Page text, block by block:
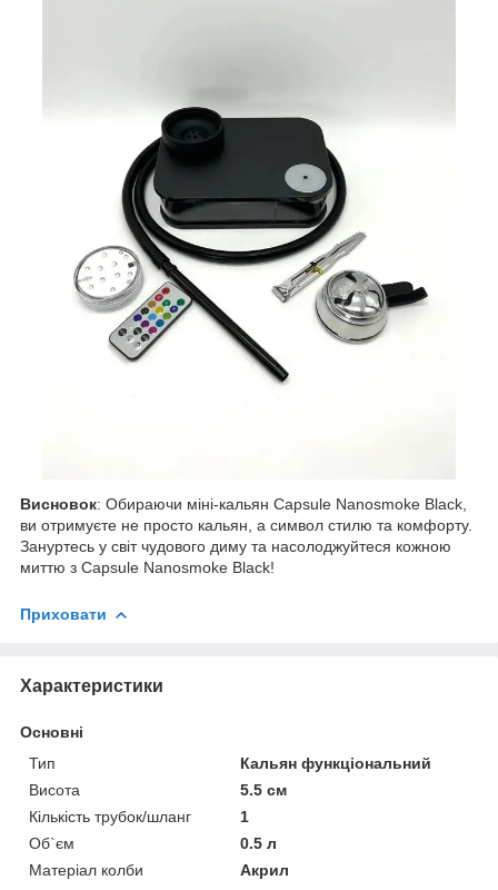
Висновок: Обираючи міні-кальян Capsule Nanosmoke Black,
ви отримуєте не просто кальян, а символ стилю та комфорту.
Зануртесь у світ чудового диму та насолоджуйтеся кожною
миттю з Capsule Nanosmoke Black!
Приховати
Характеристики
Основні
Тип
Кальян функціональний
Висота
5.5 см
Кількість трубок/шланг
1
Об`єм
0.5 л
Матеріал колби
Акрил